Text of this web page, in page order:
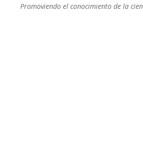
Promoviendo el conocimiento de la